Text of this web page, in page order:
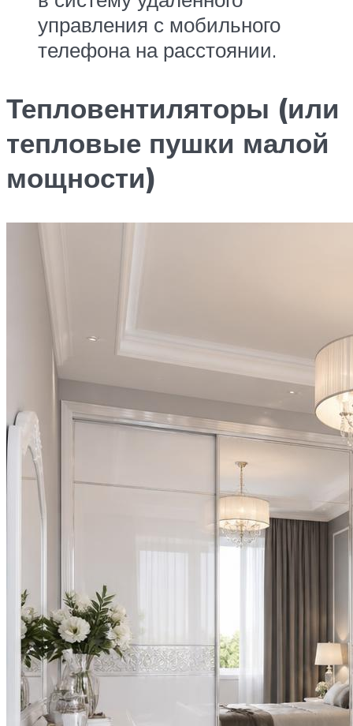
управления с мобильного
телефона на расстоянии.
Тепловентиляторы (или
тепловые пушки малой
мощности)